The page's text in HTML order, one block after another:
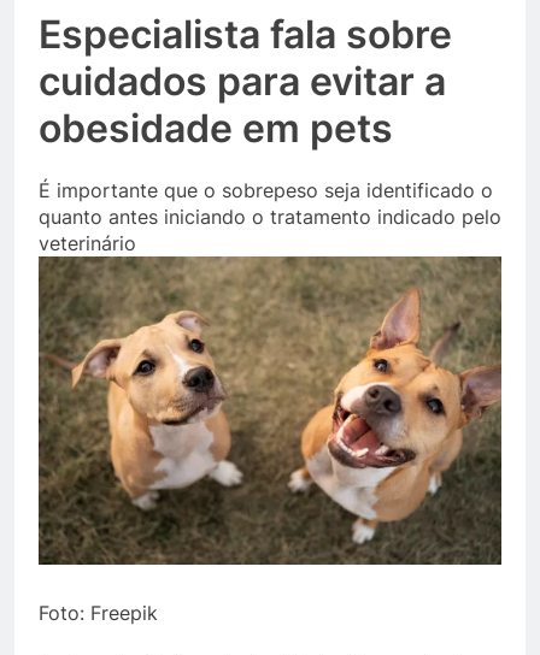
Especialista fala sobre
cuidados para evitar a
obesidade em pets
É importante que o sobrepeso seja identificado o
quanto antes iniciando o tratamento indicado pelo
veterinário
Foto: Freepik